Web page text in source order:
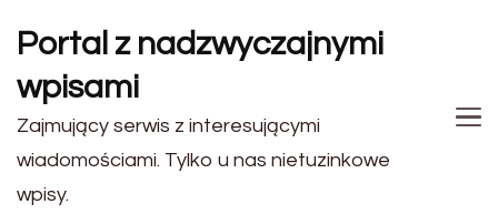
Portal z nadzwyczajnymi
wpisami
Zajmujący serwis z interesującymi
wiadomościami. Tylko u nas nietuzinkowe
wpisy.